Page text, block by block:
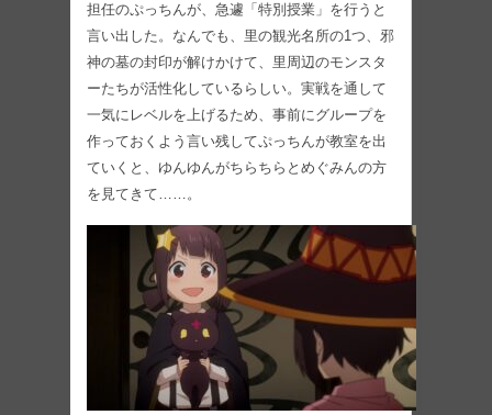
担任のぷっちんが、急遽「特別授業」を行うと
言い出した。なんでも、里の観光名所の1つ、邪
神の墓の封印が解けかけて、里周辺のモンスタ
ーたちが活性化しているらしい。実戦を通して
一気にレベルを上げるため、事前にグループを
作っておくよう言い残してぷっちんが教室を出
ていくと、ゆんゆんがちらちらとめぐみんの方
を見てきて……。